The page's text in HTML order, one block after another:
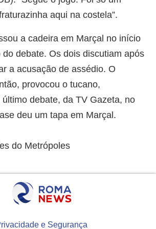
aqui na costela”.
a cadeira em Marçal no início
debate. Os dois discutiam após
a acusação de assédio. O
provocou o tucano,
debate, da TV Gazeta, no
deu um tapa em Marçal.
do Metrópoles
e Segurança